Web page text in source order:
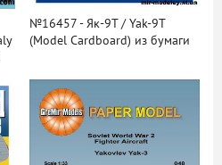
№16457 - Як-9T / Yak-9T
(Model Cardboard) из бумаги